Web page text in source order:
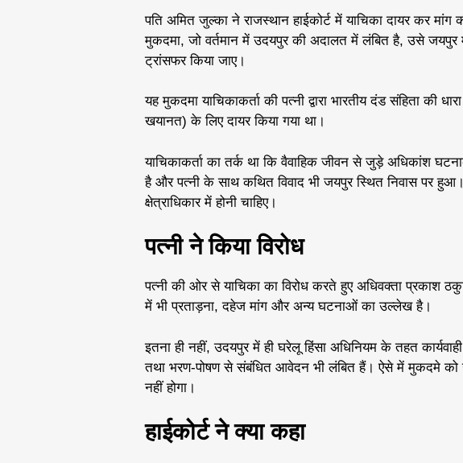
पति अमित जुल्का ने राजस्थान हाईकोर्ट में याचिका दायर कर मांग
मुकदमा, जो वर्तमान में उदयपुर की अदालत में लंबित है, उसे जयपुर
ट्रांसफर किया जाए।
यह मुकदमा याचिकाकर्ता की पत्नी द्वारा भारतीय दंड संहिता
खयानत) के लिए दायर किया गया था।
याचिकाकर्ता का तर्क था कि वैवाहिक जीवन से जुड़े अधिकांश
है और पत्नी के साथ कथित विवाद भी जयपुर स्थित निवास पर
क्षेत्राधिकार में होनी चाहिए।
पत्नी ने किया विरोध
पत्नी की ओर से याचिका का विरोध करते हुए अधिवक्ता प्रकाश
में भी प्रताड़ना, दहेज मांग और अन्य घटनाओं का उल्लेख है।
इतना ही नहीं, उदयपुर में ही घरेलू हिंसा अधिनियम के तहत
तथा भरण-पोषण से संबंधित आवेदन भी लंबित हैं। ऐसे में मुकदमे
नहीं होगा।
हाईकोर्ट ने क्या कहा